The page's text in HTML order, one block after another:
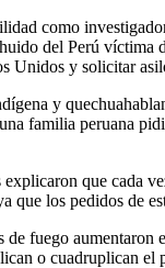
como
del Perú
Unidos y solicitar
y
familia peruana
que cada
los pedidos de
fuego
o cuadruplican